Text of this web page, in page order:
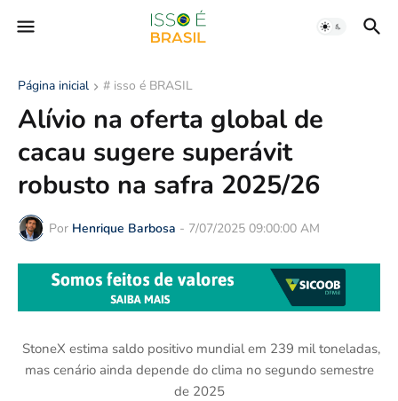
Página inicial # isso é BRASIL
Alívio na oferta global de
cacau sugere superávit
robusto na safra 2025/26
Por Henrique Barbosa - 7/07/2025 09:00:00 AM
StoneX estima saldo positivo mundial em 239 mil toneladas,
mas cenário ainda depende do clima no segundo semestre
de 2025